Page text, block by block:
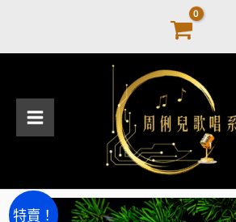
特賣！
手